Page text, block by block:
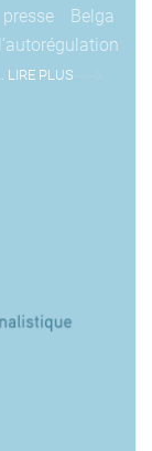
Belga
LIRE PLUS